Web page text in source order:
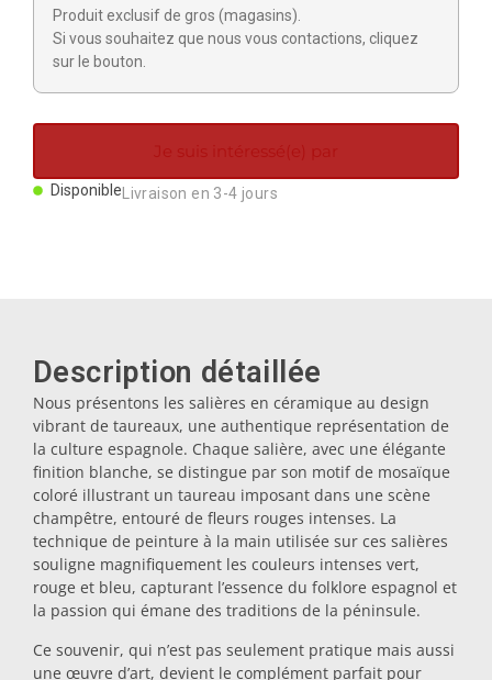
Aimants
Porte-clés
Mugs
Bouchons
Huiliers
Dessous-de-plat
Verres
Produit exclusif de gros (magasins).
Si vous souhaitez que nous vous contactions, cliquez
sur le bouton.
Je suis intéressé(e) par
DisponibleLivraison en 3-4 jours
Description détaillée
Nous présentons les salières en céramique au design
vibrant de taureaux, une authentique représentation de
la culture espagnole. Chaque salière, avec une élégante
finition blanche, se distingue par son motif de mosaïque
coloré illustrant un taureau imposant dans une scène
champêtre, entouré de fleurs rouges intenses. La
technique de peinture à la main utilisée sur ces salières
souligne magnifiquement les couleurs intenses vert,
rouge et bleu, capturant l’essence du folklore espagnol et
la passion qui émane des traditions de la péninsule.
Ce souvenir, qui n’est pas seulement pratique mais aussi
une œuvre d’art, devient le complément parfait pour